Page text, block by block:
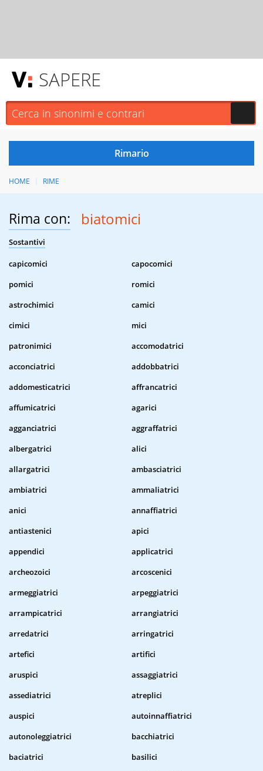
SAPERE
HOME RIME
Rima con: biatomici
Sostantivi
capicomici
capocomici
pomici
romici
astrochimici
camici
cimici
mici
patronimici
accomodatrici
acconciatrici
addobbatrici
addomesticatrici
affrancatrici
affumicatrici
agarici
agganciatrici
aggraffatrici
albergatrici
alici
allargatrici
ambasciatrici
ambiatrici
ammaliatrici
anici
annaffiatrici
antiastenici
apici
appendici
applicatrici
archeozoici
arcoscenici
armeggiatrici
arpeggiatrici
arrampicatrici
arrangiatrici
arredatrici
arringatrici
artefici
artifici
aruspici
assaggiatrici
assediatrici
atreplici
auspici
autoinnaffiatrici
autonoleggiatrici
bacchiatrici
baciatrici
basilici